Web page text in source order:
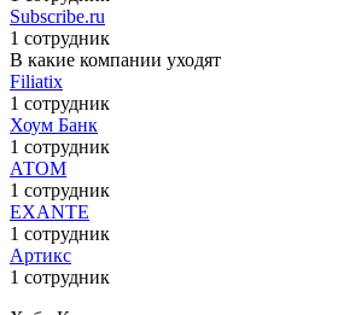
Subscribe.ru
1 сотрудник
В какие компании уходят
Filiatix
1 сотрудник
Хоум Банк
1 сотрудник
АТОМ
1 сотрудник
EXANTE
1 сотрудник
Артикс
1 сотрудник